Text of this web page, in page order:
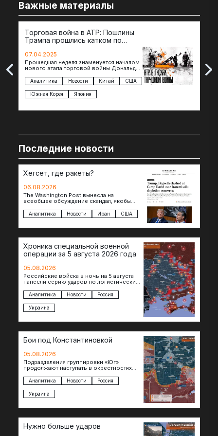
Важные материалы
Торговая война в АТР: Пошлины
Трампа прошлись катком по
07.04.2025
Прошедшая неделя знаменуется началом
нового этапа торговой войны Дональда
импорта из более 100 стран…
Аналитика Новости Китай США
Южная Корея Япония
The
Последние новости
Хегсет, где ракеты?
06.08.2026
The Washington Post вынесла на
всеобщее обсуждение скандал, якобы
Трампом и военным министром Питом
Хегсетом в Кэмп-Дэвиде….
Аналитика Новости Иран США
Хроника специальной военной
операции за 5 августа 2026 года
05.08.2026
Российские войска в ночь на 5 августа
нанесли серию ударов по логистическим
Днепропетровской областях. Под…
Аналитика Новости Россия
Украина
Бои под Константиновкой
05.08.2026
Подразделения группировки «Юг»
продолжают наступать в окрестностях
города. Пока на восточном фланге идут
ожесточенные бои за окраины…
Аналитика Новости Россия
Украина
Нужно больше ударов